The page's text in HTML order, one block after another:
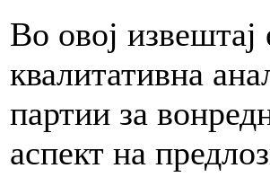
Во овој извештај
квалитативна
партии за
аспект на